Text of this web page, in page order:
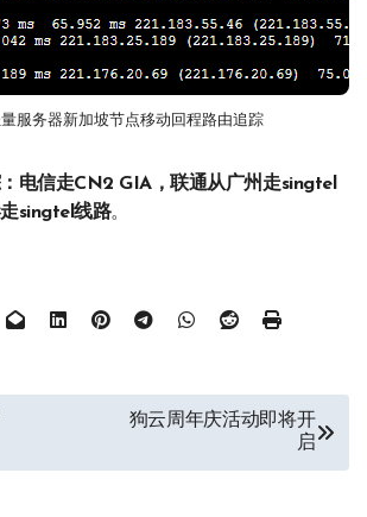
服务器新加坡节点移动回程路由追踪
电信走CN2 GIA，联通从广州走singtel
singtel线路。
狗云周年庆活动即将开
启